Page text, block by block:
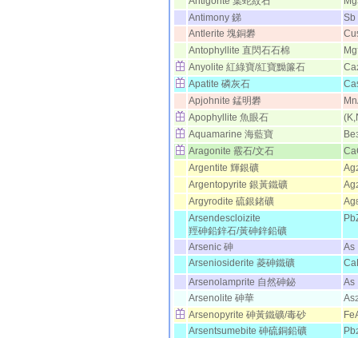
Antimony 銻
Sb
Antlerite 塊銅礬
Cu
Antophyllite 直閃石石棉 Mg
Anyolite 紅綠寶/紅寶黝簾石 Ca
Apatite 磷灰石 Ca
Apjohnite 錳明礬
Apophyllite 魚眼石
Aquamarine 海藍寶
Be
Aragonite 霰石/文石
Argentite 輝銀礦
Ag
Argentopyrite 銀黃鐵礦 Ag
Argyrodite 硫銀鍺礦 Ag
Arsendescloizite
羥砷鉛鋅石/黃砷鋅鉛礦
Arsenic 砷
As
Arseniosiderite 菱砷鐵礦
Arsenolamprite 自然砷鉍
As
Arsenolite 砷華
As
Arsenopyrite 砷黃鐵礦/毒砂
Arsentsumebite 砷硫銅鉛礦
Pb